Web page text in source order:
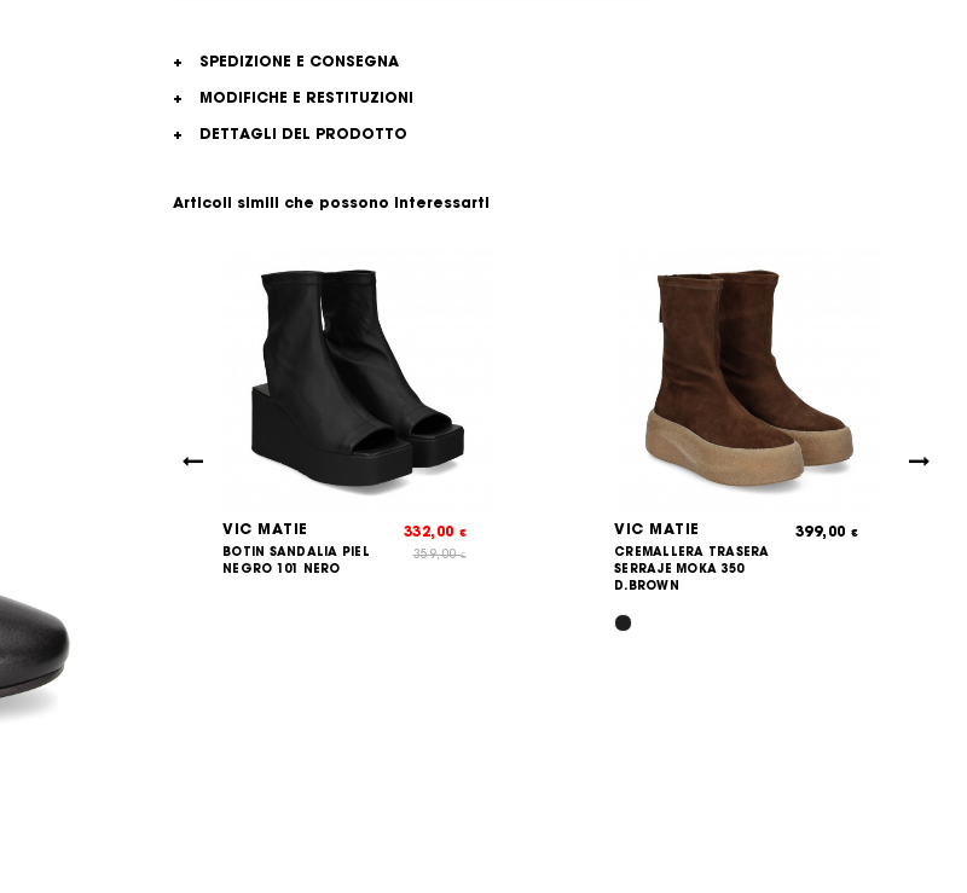
+
SPEDIZIONE E CONSEGNA
+
MODIFICHE E RESTITUZIONI
+
DETTAGLI DEL PRODOTTO
Articoli simili che possono interessarti
VIC MATIE
BOTIN SANDALIA PIEL
NEGRO 101 NERO
332,00€
359,00€
VIC MATIE
CREMALLERA TRASERA
SERRAJE MOKA 350
D.BROWN
399,00€